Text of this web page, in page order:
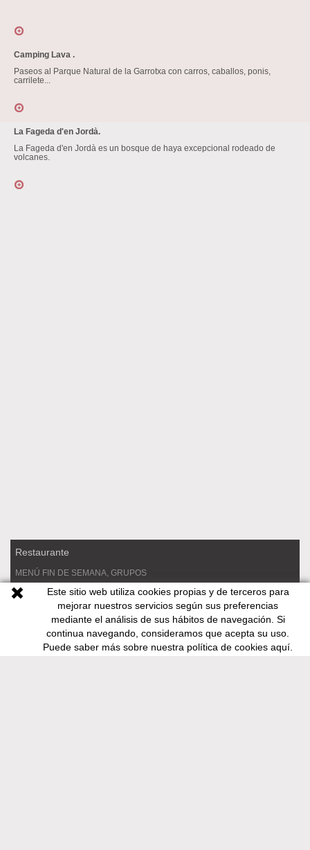
Camping Lava .
Paseos al Parque Natural de la Garrotxa con carros, caballos, ponis,
carrilete...
La Fageda d'en Jordà.
La Fageda d'en Jordà es un bosque de haya excepcional rodeado de
volcanes.
Restaurante
MENÚ FIN DE SEMANA, GRUPOS
RESERVAS
COMIDA PARA LLEVAR
VACACIONES
Este sitio web utiliza cookies propias y de terceros para
mejorar nuestros servicios según sus preferencias
mediante el análisis de sus hábitos de navegación. Si
continua navegando, consideramos que acepta su uso.
Puede saber más sobre nuestra política de cookiesaquí